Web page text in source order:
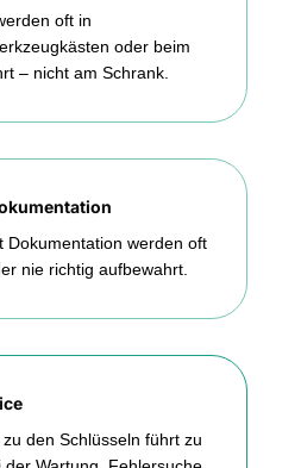
oft in
oder beim
– nicht am Schrank.
Dokumentation werden oft
nie richtig aufbewahrt.
den Schlüsseln führt zu